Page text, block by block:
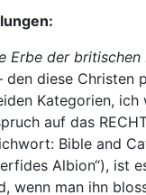
Erbe der britischen
den diese Christen
Kategorien,
auf das
Bible and
Albion“), ist
wenn man ihn